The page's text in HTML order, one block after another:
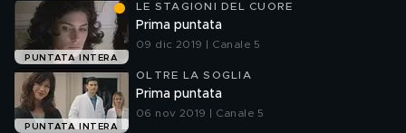
PUNTATA INTERA
LE STAGIONI DEL CUORE
Prima puntata
09 dic 2019 | Canale 5
PUNTATA INTERA
OLTRE LA SOGLIA
Prima puntata
06 nov 2019 | Canale 5